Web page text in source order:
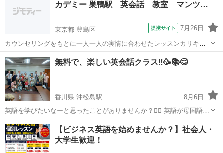
ムをやったりします！皆さん大...カデミー 巣鴨駅 英会話 教室 マンツ…
東京都 豊島区 提携サイト 7月26日
カウンセリングをもとに一人一人の実情に合わせたレッスンカリキュ
ラムを組んでいます。 グループレッスン（最大４名）では初心者向け
の入門コースから、ＴＯＥＩＣ８５０〜９００点の方を対象にした上
級２コースまで、９段階に分けたクラ...
東京 豊島区 TOEIC(R)テスト
無料で、楽しい英会話クラス‼️🥳📚😊
香川県 沖松島駅
8月6日
英語を学びたいなーと思ったことがありませんか？🙋‍♂️ 英語が母国語の
ボランティア先生が4人いて、文法とか、単語とか、他の国の文化とか
を楽しくて学べます！😁 あと、覚えるためにゲームをして、会話を練
習する機会がいっぱいあ...
香川 高松市 沖松島駅 英会話 クラス
【ビジネス英語を始めませんか？】社会人・
大学生歓迎！